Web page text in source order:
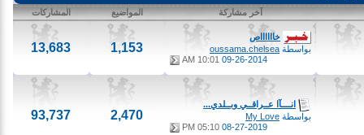
آخر مشاركة المواضيع المشاركات
خااااااص
بواسطةoussama.chelsea
09-26-2014
10:01 AM
1,153
13,683
انــــآا عــراقــي وبــلدي...
بواسطةMy Love
08-27-2019
05:10 PM
2,470
93,737